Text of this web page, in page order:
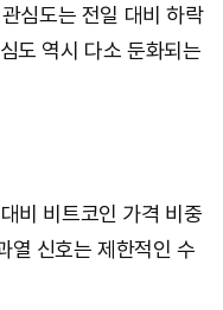
심도는 전일 대비 하락
도 역시 다소 둔화되는
비 비트코인 가격 비중
열 신호는 제한적인 수